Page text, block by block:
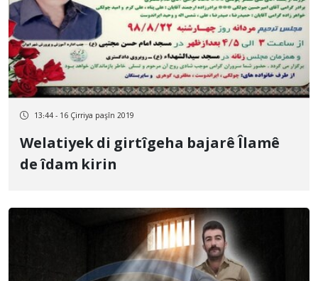
13:44 - 16 Çirriya paşîn 2019
Welatiyek di girtîgeha bajarê Îlamê
de îdam kirin